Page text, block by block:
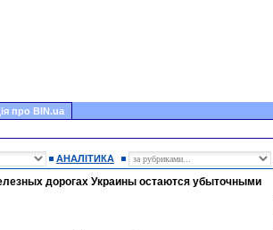
про BIN.ua
АНАЛІТИКА
дорогах Украины остаются убыточными